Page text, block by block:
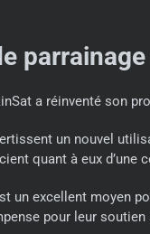
a réinventé son
un nouvel
quant à eux d’une
un excellent moyen
pour leur soutien